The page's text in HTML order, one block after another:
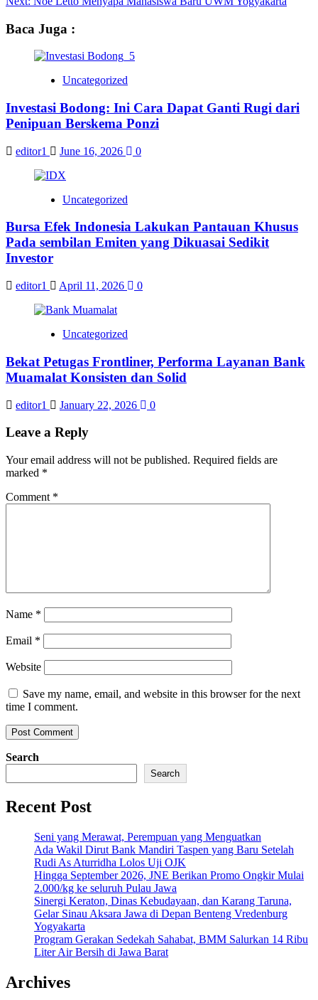
Baca Juga :
Uncategorized
Investasi Bodong: Ini Cara Dapat Ganti Rugi dari
Penipuan Berskema Ponzi
editor1 June 16, 2026 0
Uncategorized
Bursa Efek Indonesia Lakukan Pantauan Khusus
Pada sembilan Emiten yang Dikuasai Sedikit
Investor
editor1 April 11, 2026 0
Uncategorized
Bekat Petugas Frontliner, Performa Layanan Bank
Muamalat Konsisten dan Solid
editor1 January 22, 2026 0
Leave a Reply
Your email address will not be published. Required fields are
marked *
Comment *
Name *
Email *
Website
Save my name, email, and website in this browser for the next
time I comment.
Search
Search
Recent Post
Seni yang Merawat, Perempuan yang Menguatkan
Ada Wakil Dirut Bank Mandiri Taspen yang Baru Setelah
Rudi As Aturridha Lolos Uji OJK
Hingga September 2026, JNE Berikan Promo Ongkir Mulai
2.000/kg ke seluruh Pulau Jawa
Sinergi Keraton, Dinas Kebudayaan, dan Karang Taruna,
Gelar Sinau Aksara Jawa di Depan Benteng Vredenburg
Yogyakarta
Program Gerakan Sedekah Sahabat, BMM Salurkan 14 Ribu
Liter Air Bersih di Jawa Barat
Archives